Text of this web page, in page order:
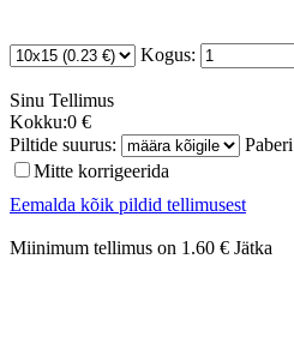
Kogus:
Sinu Tellimus
Kokku:0 €
Piltide suurus:
Mitte korrigeerida
Eemalda kõik pildid tellimusest
Miinimum tellimus on 1.60 € Jätka